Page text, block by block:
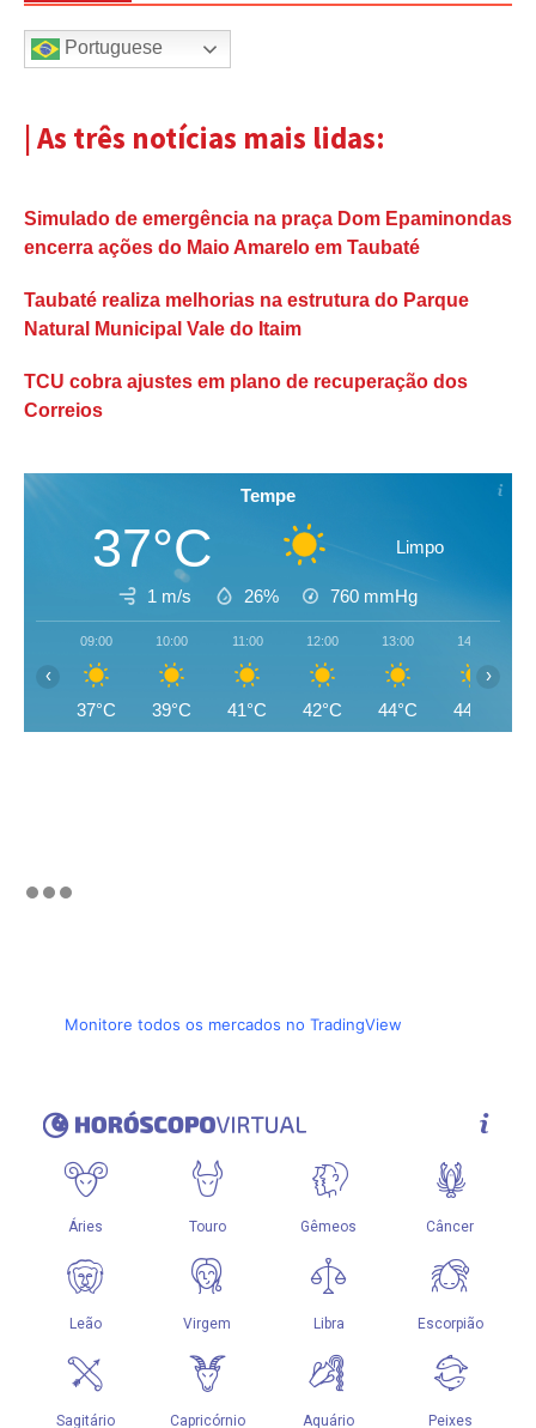
Portuguese
| As três notícias mais lidas:
Simulado de emergência na praça Dom Epaminondas
encerra ações do Maio Amarelo em Taubaté
Taubaté realiza melhorias na estrutura do Parque
Natural Municipal Vale do Itaim
TCU cobra ajustes em plano de recuperação dos
Correios
Tempe
37°C Limpo
1 m/s 26% 760 mmHg
09:00
37°C
10:00
39°C
11:00
41°C
12:00
42°C
13:00
44°C
14:00
44°C
‹ ›
Monitore todos os mercados no TradingView